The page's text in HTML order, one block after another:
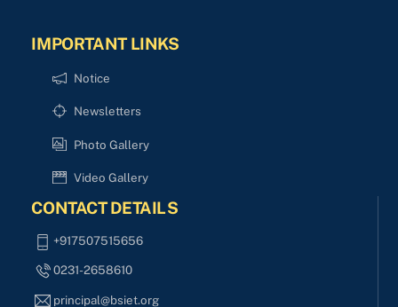
IMPORTANT LINKS
Notice
Newsletters
Photo Gallery
Video Gallery
CONTACT DETAILS
+917507515656
0231-2658610
principal@bsiet.org